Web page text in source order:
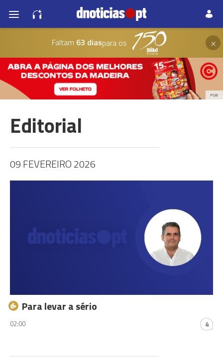
Faltam 63 diaspara os ×
PUB
Editorial
09 FEVEREIRO 2026
Para levar a sério
02:00 4